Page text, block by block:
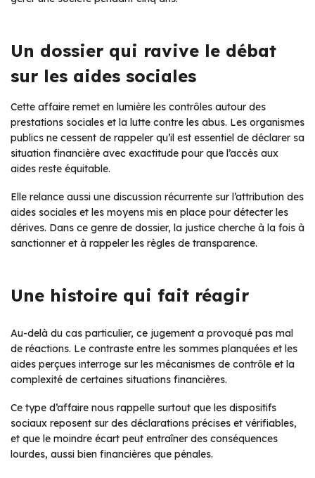
Un dossier qui ravive le débat
sur les aides sociales
Cette affaire remet en lumière les contrôles autour des
prestations sociales et la lutte contre les abus. Les organismes
publics ne cessent de rappeler qu’il est essentiel de déclarer sa
situation financière avec exactitude pour que l’accès aux
aides reste équitable.
Elle relance aussi une discussion récurrente sur l’attribution des
aides sociales et les moyens mis en place pour détecter les
dérives. Dans ce genre de dossier, la justice cherche à la fois à
sanctionner et à rappeler les règles de transparence.
Une histoire qui fait réagir
Au-delà du cas particulier, ce jugement a provoqué pas mal
de réactions. Le contraste entre les sommes planquées et les
aides perçues interroge sur les mécanismes de contrôle et la
complexité de certaines situations financières.
Ce type d’affaire nous rappelle surtout que les dispositifs
sociaux reposent sur des déclarations précises et vérifiables,
et que le moindre écart peut entraîner des conséquences
lourdes, aussi bien financières que pénales.